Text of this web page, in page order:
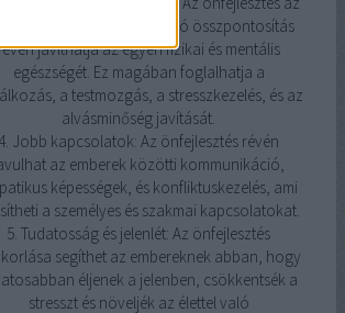
életmódra való összpontosítás
javíthatja az egyén fizikai és mentális
egészségét. Ez magában foglalhatja a
a testmozgás, a stresszkezelés, és az
alvásminőség javítását.
4. Jobb kapcsolatok: Az önfejlesztés révén
az emberek közötti kommunikáció,
képességek, és konfliktuskezelés, ami
a személyes és szakmai kapcsolatokat.
5. Tudatosság és jelenlét: Az önfejlesztés
segíthet az embereknek abban, hogy
éljenek a jelenben, csökkentsék a
stresszt és növeljék az élettel való